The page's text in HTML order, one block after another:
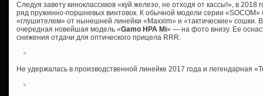
Следуя завету киноклассиков «куй железо, не отходя от кассы!», в
ряд пружинно-поршневых винтовок. К обычной модели серии «SOCOM»
«глушителем» от нынешней линейки «Maxxim» и «тактические» сошки.
очередная новейшая модель «Gamo HPA Mi» — на фото внизу. Ее
снижения отдачи для оптического прицела RRR.
Не удержалась в производственной линейке 2017 года и легендарная